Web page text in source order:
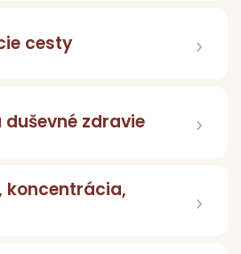
cesty
duševné zdravie
koncentrácia,